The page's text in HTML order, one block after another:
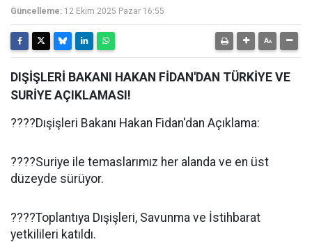
Güncelleme: 12 Ekim 2025 Pazar 16:55
DIŞİŞLERİ BAKANI HAKAN FİDAN'DAN TÜRKİYE VE
SURİYE AÇIKLAMASI!
????️Dışişleri Bakanı Hakan Fidan'dan Açıklama:
????Suriye ile temaslarımız her alanda ve en üst
düzeyde sürüyor.
????Toplantıya Dışişleri, Savunma ve İstihbarat
yetkilileri katıldı.